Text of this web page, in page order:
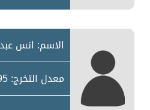
الاسم: انس
معدل التخرج: 65.95